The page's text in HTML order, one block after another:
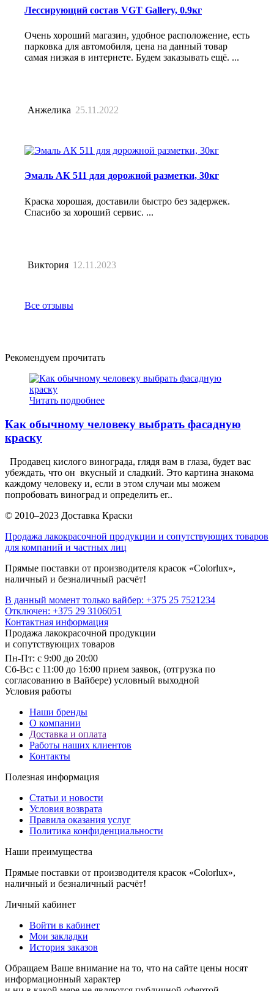
Лессирующий состав VGT Gallery, 0.9кг
Очень хороший магазин, удобное расположение, есть
парковка для автомобиля, цена на данный товар
самая низкая в интернете. Будем заказывать ещё. ...
Анжелика 25.11.2022
Эмаль АК 511 для дорожной разметки, 30кг
Краска хорошая, доставили быстро без задержек.
Спасибо за хороший сервис. ...
Виктория 12.11.2023
Все отзывы
Рекомендуем прочитать
Читать подробнее
Как обычному человеку выбрать фасадную
краску
Продавец кислого винограда, глядя вам в глаза, будет вас
убеждать, что он вкусный и сладкий. Это картина знакома
каждому человеку и, если в этом случаи мы можем
попробовать виноград и определить ег..
© 2010–2023 Доставка Краски
Продажа лакокрасочной продукции и сопутствующих товаров
для компаний и частных лиц
Прямые поставки от производителя красок «Colorlux»,
наличный и безналичный расчёт!
В данный момент только вайбер: +375 25 7521234
Отключен: +375 29 3106051
Контактная информация
Продажа лакокрасочной продукции
и сопутствующих товаров
Пн-Пт: с 9:00 до 20:00
Cб-Вс: с 11:00 до 16:00 прием заявок, (отгрузка по
согласованию в Вайбере) условный выходной
Условия работы
Наши бренды
О компании
Доставка и оплата
Работы наших клиентов
Контакты
Полезная информация
Статьи и новости
Условия возврата
Правила оказания услуг
Политика конфиденциальности
Наши преимущества
Прямые поставки от производителя красок «Colorlux»,
наличный и безналичный расчёт!
Личный кабинет
Войти в кабинет
Мои закладки
История заказов
Обращаем Ваше внимание на то, что на сайте цены носят
информационный характер